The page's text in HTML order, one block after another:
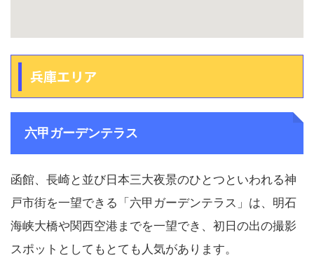
兵庫エリア
六甲ガーデンテラス
函館、長崎と並び日本三大夜景のひとつといわれる神
戸市街を一望できる「六甲ガーデンテラス」は、明石
海峡大橋や関西空港までを一望でき、初日の出の撮影
スポットとしてもとても人気があります。